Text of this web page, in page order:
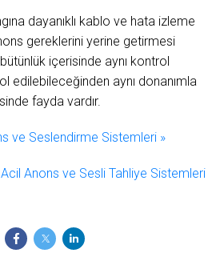
dayanıklı kablo ve hata izleme
gereklerini yerine getirmesi
içerisinde aynı kontrol
edilebileceğinden aynı donanımla
fayda vardır.
ve Seslendirme Sistemleri »
Anons ve Sesli Tahliye Sistemleri